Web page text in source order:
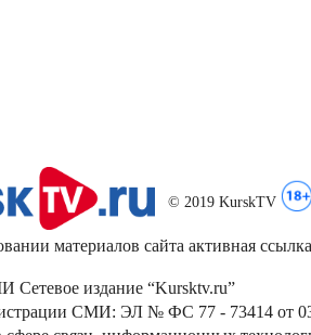
© 2019 KurskTV
материалов сайта активная ссылка
Сетевое издание “Kursktv.ru”
СМИ: ЭЛ № ФС 77 - 73414 от